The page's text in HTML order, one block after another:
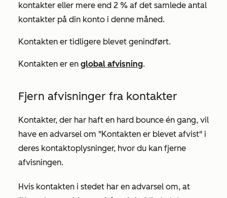
kontakter eller mere end 2 % af det samlede antal
kontakter på din konto i denne måned.
Kontakten er tidligere blevet genindført.
Kontakten er en global afvisning.
Fjern afvisninger fra kontakter
Kontakter, der har haft en hard bounce én gang, vil
have en advarsel om "Kontakten er blevet afvist" i
deres kontaktoplysninger, hvor du kan fjerne
afvisningen.
Hvis kontakten i stedet har en advarsel om, at